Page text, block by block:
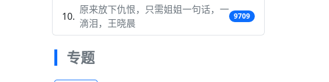
原来放下仇恨，只需姐姐一句话，一
滴泪，王晓晨
9709
专题